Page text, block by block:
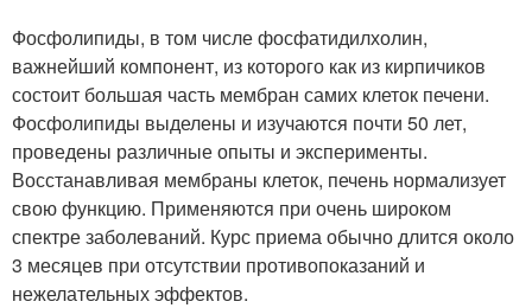
Фосфолипиды, в том числе фосфатидилхолин,
важнейший компонент, из которого как из кирпичиков
состоит большая часть мембран самих клеток печени.
Фосфолипиды выделены и изучаются почти 50 лет,
проведены различные опыты и эксперименты.
Восстанавливая мембраны клеток, печень нормализует
свою функцию. Применяются при очень широком
спектре заболеваний. Курс приема обычно длится около
3 месяцев при отсутствии противопоказаний и
нежелательных эффектов.